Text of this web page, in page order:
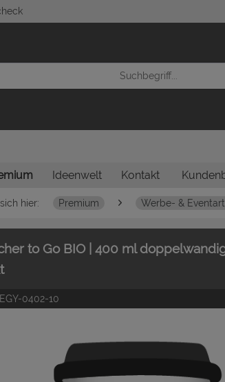
Ideenwelt Kontakt
hier: Premium Werbe- &
to Go BIO | 400 ml
EGY-0402-10